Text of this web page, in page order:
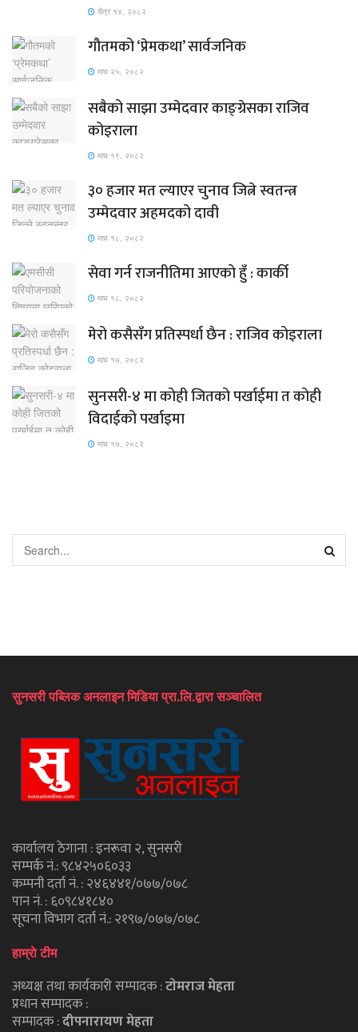
चैत्र १४, २०८२
गौतमको ‘प्रेमकथा’ सार्वजनिक
माघ २५, २०८२
सबैको साझा उम्मेदवार काङ्ग्रेसका राजिव
कोइराला
माघ १९, २०८२
३० हजार मत ल्याएर चुनाव जित्ने स्वतन्त्र
उम्मेदवार अहमदको दावी
माघ १८, २०८२
सेवा गर्न राजनीतिमा आएको हुँ : कार्की
माघ १८, २०८२
मेरो कसैसँग प्रतिस्पर्धा छैन : राजिव कोइराला
माघ १७, २०८२
सुनसरी-४ मा कोही जितको पर्खाईमा त कोही
विदाईको पर्खाइमा
माघ १७, २०८२
सुनसरी पब्लिक अनलाइन मिडिया प्रा.लि.द्वारा सञ्चालित
कार्यालय ठेगाना : इनरूवा २, सुनसरी
सम्पर्क नं.: ९८४२५०६०३३
कम्पनी दर्ता नं. : २४६४४१/०७७/०७८
पान नं. : ६०९८४१८४०
सूचना विभाग दर्ता नं.: २१९७/०७७/०७८
हाम्राे टीम
अध्यक्ष तथा कार्यकारी सम्पादक :टाेमराज मेहता
प्रधान सम्पादक :
सम्पादक :दीपनारायण मेहता